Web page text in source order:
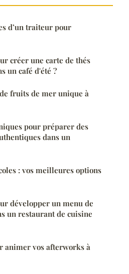
d’un traiteur pour
créer une carte de thés
un café d'été ?
fruits de mer unique à
pour préparer des
dans un
: vos meilleures options
développer un menu de
un restaurant de cuisine
animer vos afterworks à